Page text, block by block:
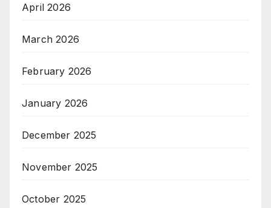
April 2026
March 2026
February 2026
January 2026
December 2025
November 2025
October 2025